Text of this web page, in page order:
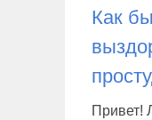
Как
Привет!